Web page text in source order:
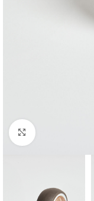
Click to enlarge